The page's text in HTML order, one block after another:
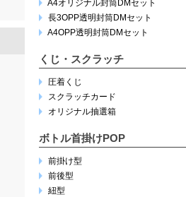
A4オリジナル封筒DMセット
長3OPP透明封筒DMセット
A4OPP透明封筒DMセット
くじ・スクラッチ
圧着くじ
スクラッチカード
オリジナル抽選箱
ボトル首掛けPOP
前掛け型
前後型
紐型